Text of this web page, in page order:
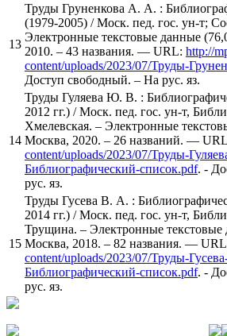
13
Труды Груненкова А. А. :
(1979-2005) / Моск. пед. гос. ун-т;
Электронные текстовые данные
2010. – 43 названия. — URL: http://
content/uploads/2023/07/Труды-
Доступ свободный. – На рус. яз.
14
Труды Гуляева Ю. В. :
2012 гг.) / Моск. пед. гос. ун-т,
Хмелевская. – Электронные
Москва, 2020. – 26 названий. —
content/uploads/2023/07/Труды-
Библиографический-список.pdf. -
рус. яз.
15
Труды Гусева В. А. :
2014 гг.) / Моск. пед. гос. ун-т,
Трущина. – Электронные
Москва, 2018. – 82 названия. —
content/uploads/2023/07/Труды-
Библиографический-список.pdf. -
рус. яз.